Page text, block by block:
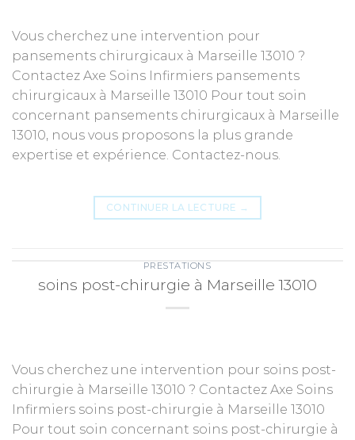
Vous cherchez une intervention pour
pansements chirurgicaux à Marseille 13010 ?
Contactez Axe Soins Infirmiers pansements
chirurgicaux à Marseille 13010 Pour tout soin
concernant pansements chirurgicaux à Marseille
13010, nous vous proposons la plus grande
expertise et expérience. Contactez-nous.
CONTINUER LA LECTURE →
PRESTATIONS
soins post-chirurgie à Marseille 13010
Vous cherchez une intervention pour soins post-
chirurgie à Marseille 13010 ? Contactez Axe Soins
Infirmiers soins post-chirurgie à Marseille 13010
Pour tout soin concernant soins post-chirurgie à